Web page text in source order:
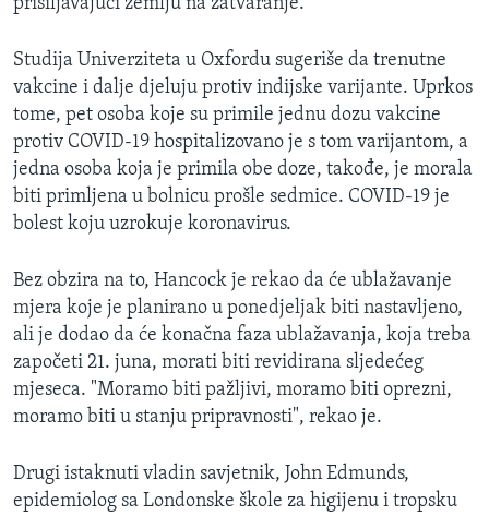
Studija Univerziteta u Oxfordu sugeriše da trenutne
vakcine i dalje djeluju protiv indijske varijante. Uprkos
tome, pet osoba koje su primile jednu dozu vakcine
protiv COVID-19 hospitalizovano je s tom varijantom, a
jedna osoba koja je primila obe doze, takođe, je morala
biti primljena u bolnicu prošle sedmice. COVID-19 je
bolest koju uzrokuje koronavirus.
Bez obzira na to, Hancock je rekao da će ublažavanje
mjera koje je planirano u ponedjeljak biti nastavljeno,
ali je dodao da će konačna faza ublažavanja, koja treba
započeti 21. juna, morati biti revidirana sljedećeg
mjeseca. "Moramo biti pažljivi, moramo biti oprezni,
moramo biti u stanju pripravnosti", rekao je.
Drugi istaknuti vladin savjetnik, John Edmunds,
epidemiolog sa Londonske škole za higijenu i tropsku